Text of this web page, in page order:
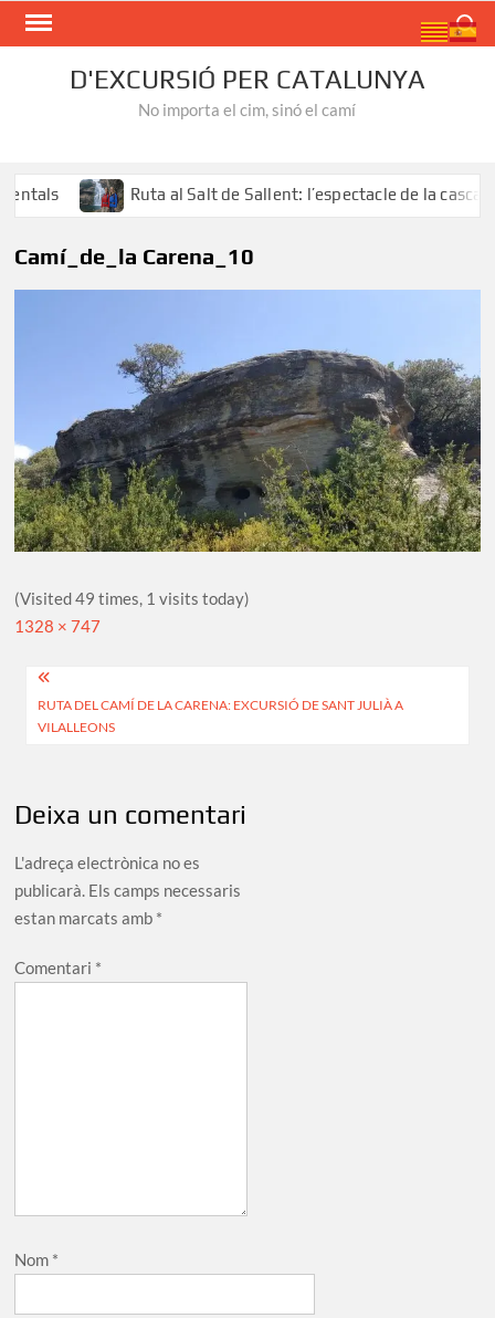
Skip
D'EXCURSIÓ PER CATALUNYA
No importa el cim, sinó el camí
Ruta al Salt de Sallent: l’espectacle de la cascada
Camí_de_la Carena_10
(Visited 49 times, 1 visits today)
Full
1328 × 747
Navegació
d'entrades
RUTA DEL CAMÍ DE LA CARENA: EXCURSIÓ DE SANT JULIÀ A
VILALLEONS
Deixa un comentari
L'adreça electrònica no es
publicarà. Els camps necessaris
estan marcats amb *
Comentari *
Nom *